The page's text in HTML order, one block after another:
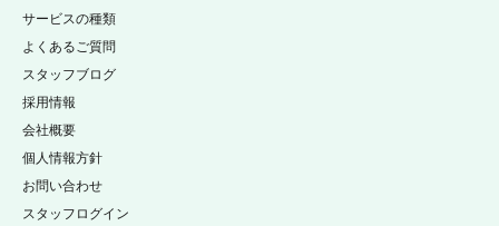
サービスの種類
よくあるご質問
スタッフブログ
採用情報
会社概要
個人情報方針
お問い合わせ
スタッフログイン